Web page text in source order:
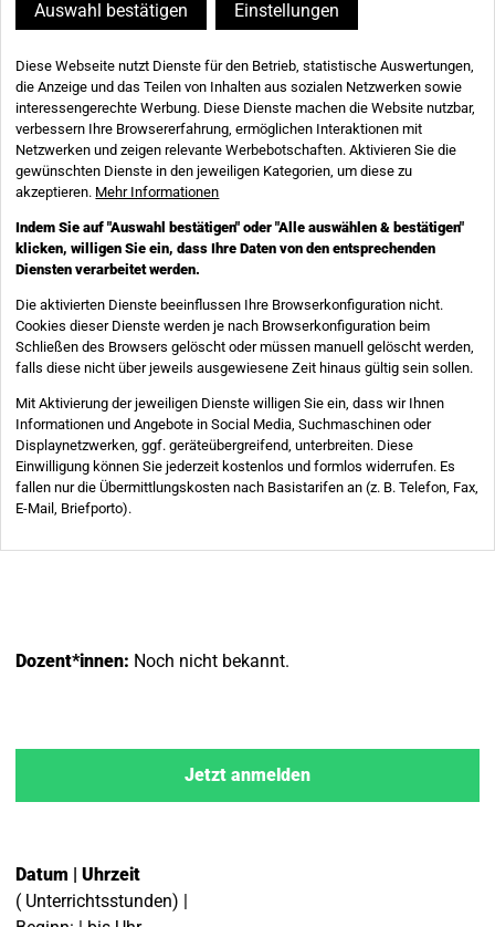
Dozent*innen: Noch nicht bekannt.
Jetzt anmelden
Datum | Uhrzeit
( Unterrichtsstunden) |